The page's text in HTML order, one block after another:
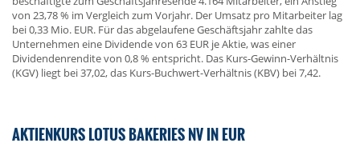
von 23,78 % im Vergleich zum Vorjahr. Der Umsatz pro Mitarbeiter lag
bei 0,33 Mio. EUR. Für das abgelaufene Geschäftsjahr zahlte das
Unternehmen eine Dividende von 63 EUR je Aktie, was einer
Dividendenrendite von 0,8 % entspricht. Das Kurs-Gewinn-Verhältnis
(KGV) liegt bei 37,02, das Kurs-Buchwert-Verhältnis (KBV) bei 7,42.
AKTIENKURS LOTUS BAKERIES NV IN EUR